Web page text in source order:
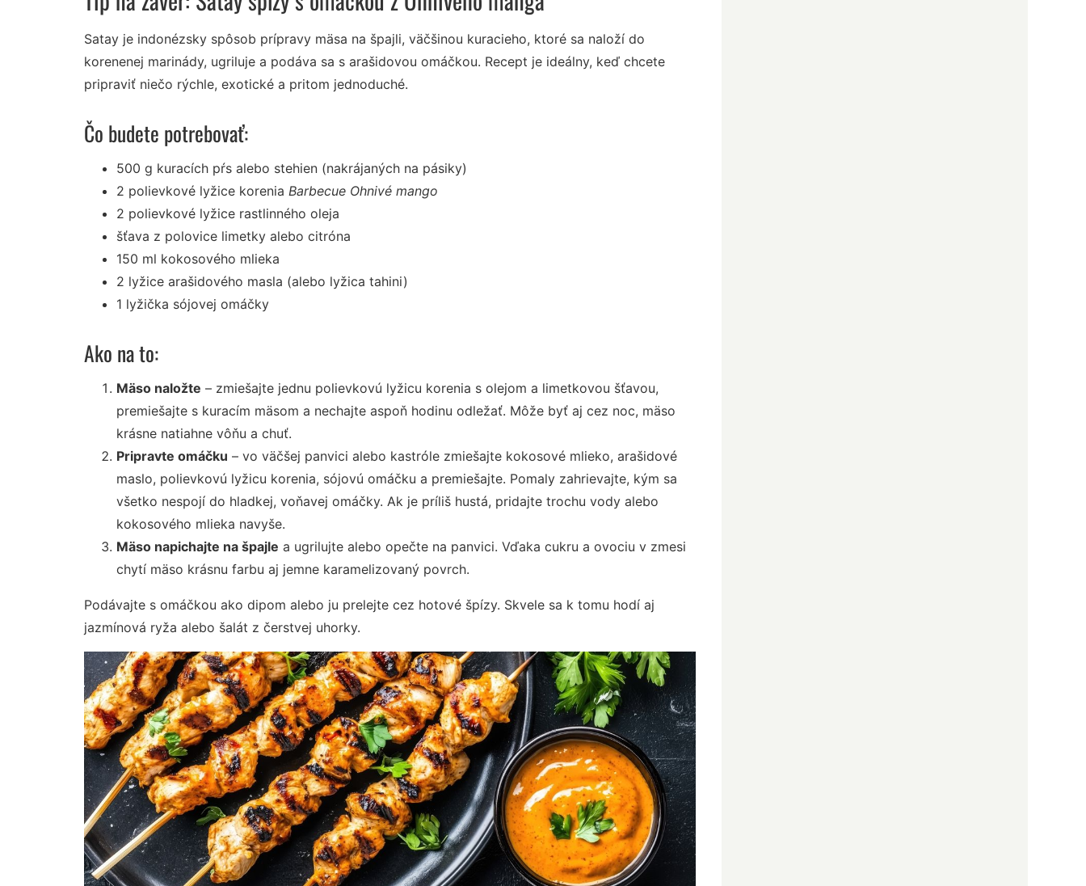
Satay je indonézsky spôsob prípravy mäsa na špajli, väčšinou kuracieho, ktoré sa naloží do
korenenej marinády, ugriluje a podáva sa s arašidovou omáčkou. Recept je ideálny, keď chcete
pripraviť niečo rýchle, exotické a pritom jednoduché.
Čo budete potrebovať:
500 g kuracích pŕs alebo stehien (nakrájaných na pásiky)
2 polievkové lyžice korenia Barbecue Ohnivé mango
2 polievkové lyžice rastlinného oleja
šťava z polovice limetky alebo citróna
150 ml kokosového mlieka
2 lyžice arašidového masla (alebo lyžica tahini)
1 lyžička sójovej omáčky
Ako na to:
Mäso naložte – zmiešajte jednu polievkovú lyžicu korenia s olejom a limetkovou šťavou,
premiešajte s kuracím mäsom a nechajte aspoň hodinu odležať. Môže byť aj cez noc, mäso
krásne natiahne vôňu a chuť.
Pripravte omáčku – vo väčšej panvici alebo kastróle zmiešajte kokosové mlieko, arašidové
maslo, polievkovú lyžicu korenia, sójovú omáčku a premiešajte. Pomaly zahrievajte, kým sa
všetko nespojí do hladkej, voňavej omáčky. Ak je príliš hustá, pridajte trochu vody alebo
kokosového mlieka navyše.
Mäso napichajte na špajle a ugrilujte alebo opečte na panvici. Vďaka cukru a ovociu v zmesi
chytí mäso krásnu farbu aj jemne karamelizovaný povrch.
Podávajte s omáčkou ako dipom alebo ju prelejte cez hotové špízy. Skvele sa k tomu hodí aj
jazmínová ryža alebo šalát z čerstvej uhorky.